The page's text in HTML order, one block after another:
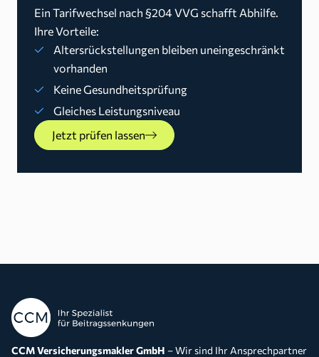
Ein Tarifwechsel nach §204 VVG schafft Abhilfe.
Ihre Vorteile:
Altersrückstellungen bleiben uneingeschränkt
vorhanden
Keine Gesundheitsprüfung
Gleiches Leistungsniveau
Jetzt prüfen lassen
CCM Versicherungsmakler GmbH – Wir sind Ihr Ansprechpartner